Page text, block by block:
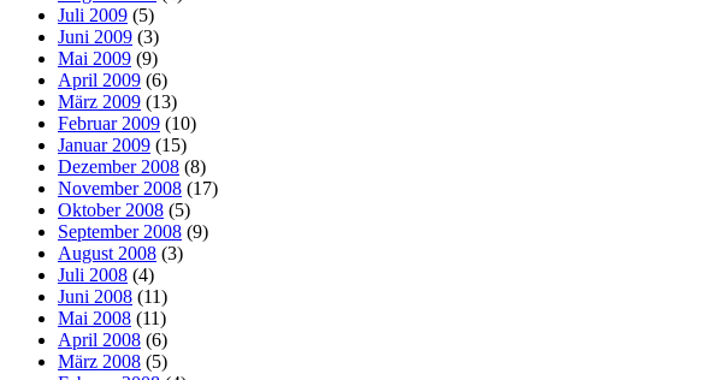
Juli 2009 (5)
Juni 2009 (3)
Mai 2009 (9)
April 2009 (6)
März 2009 (13)
Februar 2009 (10)
Januar 2009 (15)
Dezember 2008 (8)
November 2008 (17)
Oktober 2008 (5)
September 2008 (9)
August 2008 (3)
Juli 2008 (4)
Juni 2008 (11)
Mai 2008 (11)
April 2008 (6)
März 2008 (5)